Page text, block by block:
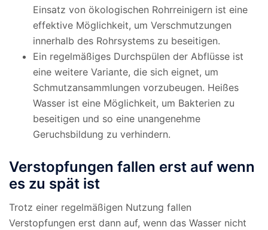
Einsatz von ökologischen Rohrreinigern ist eine
effektive Möglichkeit, um Verschmutzungen
innerhalb des Rohrsystems zu beseitigen.
Ein regelmäßiges Durchspülen der Abflüsse ist
eine weitere Variante, die sich eignet, um
Schmutzansammlungen vorzubeugen. Heißes
Wasser ist eine Möglichkeit, um Bakterien zu
beseitigen und so eine unangenehme
Geruchsbildung zu verhindern.
Verstopfungen fallen erst auf wenn
es zu spät ist
Trotz einer regelmäßigen Nutzung fallen
Verstopfungen erst dann auf, wenn das Wasser nicht